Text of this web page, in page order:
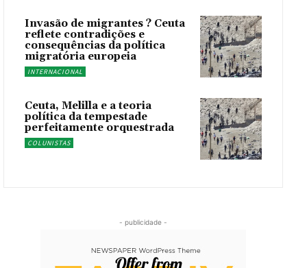
Invasão de migrantes ? Ceuta
reflete contradições e
consequências da política
migratória europeia
INTERNACIONAL
Ceuta, Melilla e a teoria
política da tempestade
perfeitamente orquestrada
COLUNISTAS
- publicidade -